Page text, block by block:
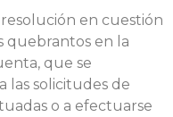
en cuestión
quebrantos en la
que se
las solicitudes de
o a efectuarse